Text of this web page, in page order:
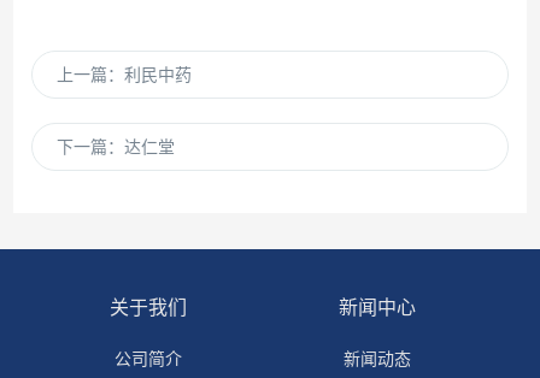
上一篇：利民中药
下一篇：达仁堂
关于我们
公司简介
新闻中心
新闻动态